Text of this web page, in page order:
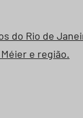
do Rio de
e região.